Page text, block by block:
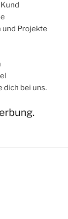
Projekte
dich bei uns.